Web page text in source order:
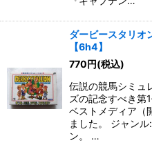
ダービースタリ
【6h4】
770円(税込)
伝説の競馬シミュ
ズの記念すべき第
ベストメディア（
ました。 ジャン
ン。 …